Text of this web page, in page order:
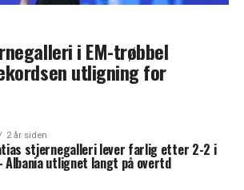
i EM-trøbbel
utligning for
2 år siden
stjernegalleri lever farlig etter 2-2 i
Albania utlignet langt på overtd